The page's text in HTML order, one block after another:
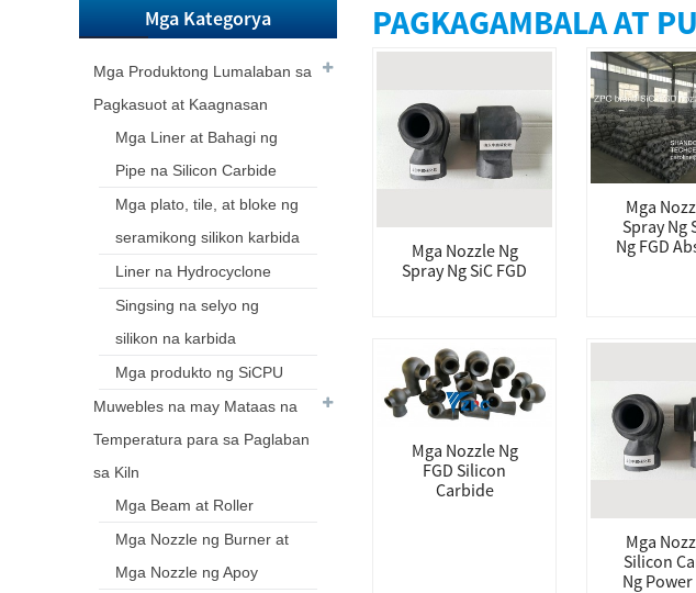
Mga Kategorya
Mga Produktong Lumalaban sa
Pagkasuot at Kaagnasan
Mga Liner at Bahagi ng
Pipe na Silicon Carbide
Mga plato, tile, at bloke ng
seramikong silikon karbida
Liner na Hydrocyclone
Singsing na selyo ng
silikon na karbida
Mga produkto ng SiCPU
Muwebles na may Mataas na
Temperatura para sa Paglaban
sa Kiln
Mga Beam at Roller
Mga Nozzle ng Burner at
Mga Nozzle ng Apoy
PAGKAGAMBALA AT
Mga Nozzle Ng
Spray Ng SiC FGD
Mga
Spray Ng
Ng FGD
Mga Nozzle Ng
FGD Silicon
Carbide
Mga
Silicon
Ng